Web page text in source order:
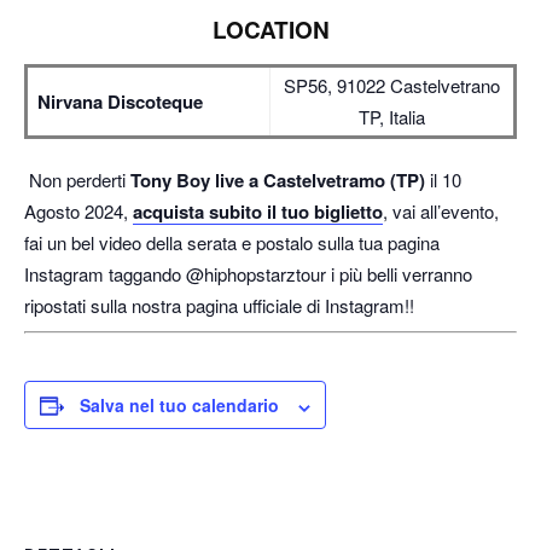
LOCATION
Nirvana Discoteque
SP56, 91022 Castelvetrano
TP, Italia
Non perdertiTony Boy live a Castelvetramo (TP)il 10
Agosto 2024, acquista subito il tuo biglietto, vai all’evento,
fai un bel video della serata e postalo sulla tua pagina
Instagram taggando @hiphopstarztour i più belli verranno
ripostati sulla nostra pagina ufficiale di Instagram!!
Salva nel tuo calendario